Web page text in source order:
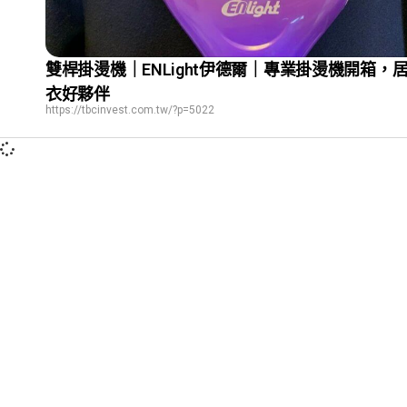
雙桿掛燙機｜ENLight伊德爾｜專業掛燙機開箱，
衣好夥伴
https://tbcinvest.com.tw/?p=5022